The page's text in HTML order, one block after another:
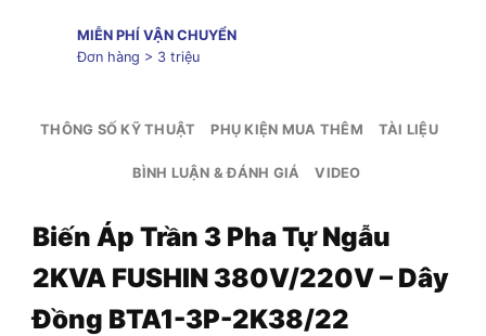
MIỄN PHÍ VẬN CHUYỂN
Đơn hàng > 3 triệu
THÔNG SỐ KỸ THUẬT PHỤ KIỆN MUA THÊM TÀI LIỆU
BÌNH LUẬN & ĐÁNH GIÁ VIDEO
Biến Áp Trần 3 Pha Tự Ngẫu
2KVA FUSHIN 380V/220V – Dây
Đồng BTA1-3P-2K38/22